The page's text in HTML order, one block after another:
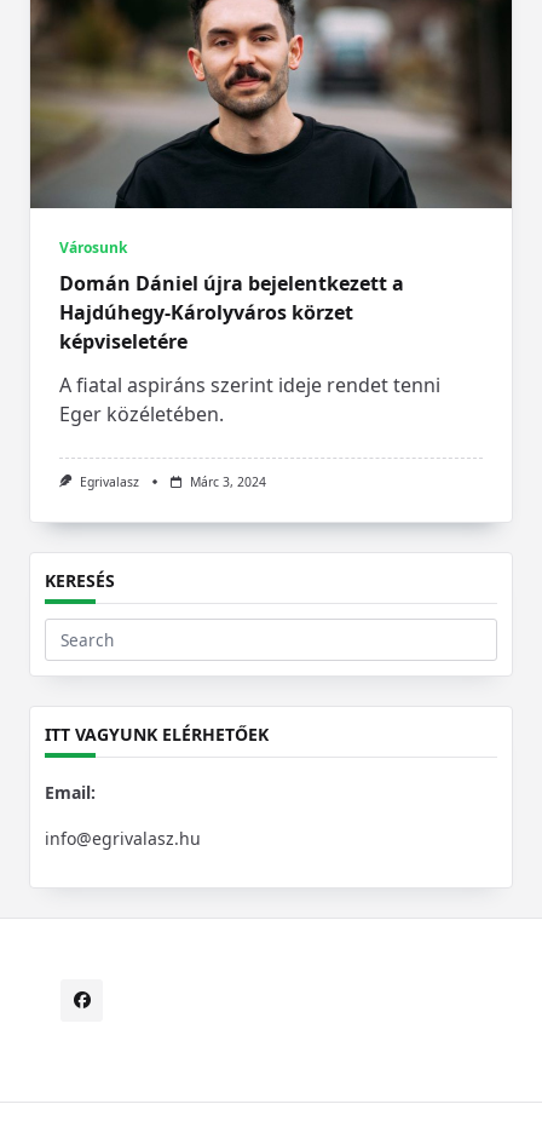
Városunk
Domán Dániel újra bejelentkezett a
Hajdúhegy-Károlyváros körzet
képviseletére
A fiatal aspiráns szerint ideje rendet tenni
Eger közéletében.
Egrivalasz Márc 3, 2024
KERESÉS
Search
for:
ITT VAGYUNK ELÉRHETŐEK
Email:
info@egrivalasz.hu